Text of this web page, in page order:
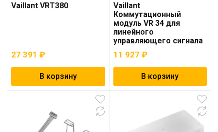
Vaillant VRT380
27 391 ₽
В корзину
Vaillant
Коммутационный
модуль VR 34 для
линейного
управляющего сигнала
11 927 ₽
В корзину